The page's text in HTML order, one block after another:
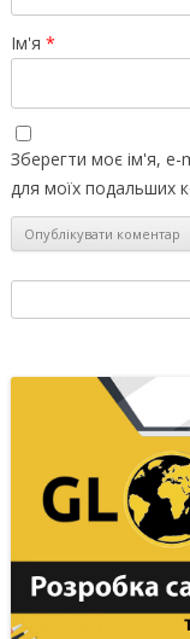
Ім'я *
Зберегти моє ім'я, e-
для моїх подальших